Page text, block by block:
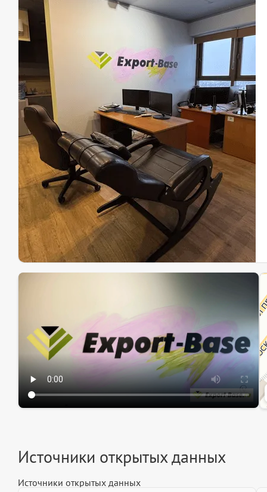
Источники открытых данных
Источники открытых данных